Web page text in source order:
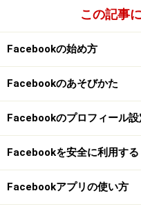
この記事
Facebookの始め方
Facebookのあそびかた
Facebookのプロフィール設
Facebookを安全に利用する
Facebookアプリの使い方